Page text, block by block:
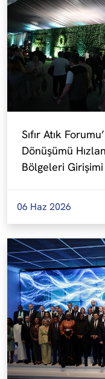
Sıfır Atık
Dönüşümü
Bölgeleri Girişimi
06 Haz 2026